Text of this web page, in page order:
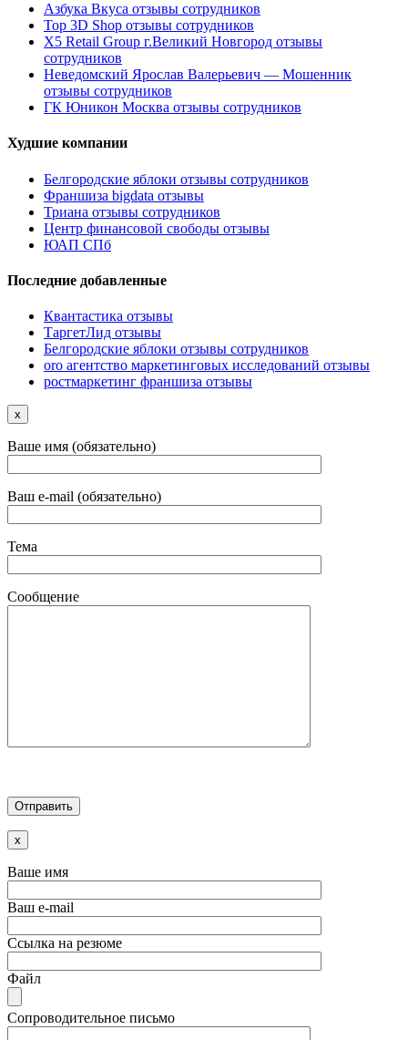
Азбука Вкуса отзывы сотрудников
Top 3D Shop отзывы сотрудников
X5 Retail Group г.Великий Новгород отзывы
сотрудников
Неведомский Ярослав Валерьевич — Мошенник
отзывы сотрудников
ГК Юникон Москва отзывы сотрудников
Худшие компании
Белгородские яблоки отзывы сотрудников
Франшиза bigdata отзывы
Триана отзывы сотрудников
Центр финансовой свободы отзывы
ЮАП СПб
Последние добавленные
Квантастика отзывы
ТаргетЛид отзывы
Белгородские яблоки отзывы сотрудников
oro агентство маркетинговых исследований отзывы
ростмаркетинг франшиза отзывы
x
Ваше имя (обязательно)
Ваш e-mail (обязательно)
Тема
Сообщение
x
Ваше имя
Ваш e-mail
Ссылка на резюме
Файл
Сопроводительное письмо